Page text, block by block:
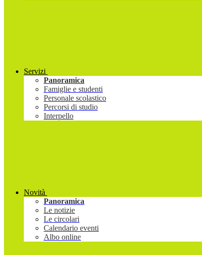
Servizi
Panoramica
Famiglie e studenti
Personale scolastico
Percorsi di studio
Interpello
Novità
Panoramica
Le notizie
Le circolari
Calendario eventi
Albo online